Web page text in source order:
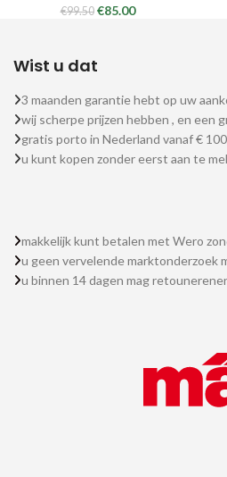
€99.50 €85.00
Wist u dat
3 maanden garantie hebt op uw
wij scherpe prijzen hebben , en een
gratis porto in Nederland vanaf €
u kunt kopen zonder eerst aan te
makkelijk kunt betalen met Wero
u geen vervelende marktonderzoek
u binnen 14 dagen mag